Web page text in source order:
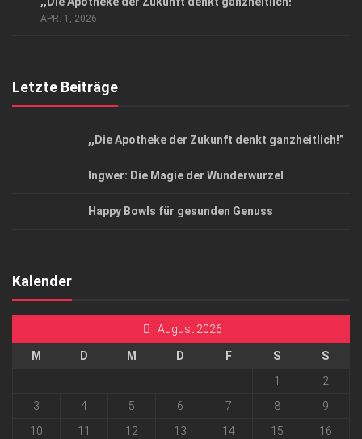
Top Magazin Dresden / Ostsachsen
APR. 1, 2026
Letzte Beiträge
,,Die Apotheke der Zukunft denkt ganzheitlich!”
Ingwer: Die Magie der Wunderwurzel
Happy Bowls für gesunden Genuss
Kalender
August 2026
M D M D F S
S
1
2
3
4 5 6 7 8
9
10
11 12 13 14 15 16